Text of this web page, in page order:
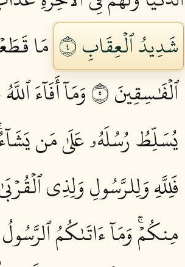
شَدِيدُ ٱلۡعِقَابِ ٤
مَا
ٱلۡفَٰسِقِينَ ٥
وَمَآ أَفَآءَ
يُسَلِّطُ رُسُلَهُۥ عَلَىٰ مَن
فَلِلَّهِ وَلِلرَّسُولِ وَلِذِي
مِنكُمۡۚ وَمَآ ءَاتَىٰكُمُ ٱلرَّسُولُ